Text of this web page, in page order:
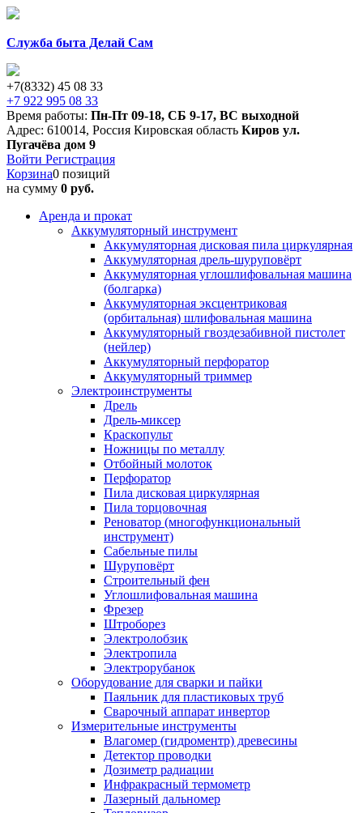
Служба быта Делай Сам
+7(8332) 45 08 33
+7 922 995 08 33
Время работы: Пн-Пт 09-18, СБ 9-17, ВС выходной
Адрес: 610014, Россия Кировская область Киров ул.
Пугачёва дом 9
Войти Регистрация
Корзина0 позиций
на сумму 0 руб.
Аренда и прокат
Аккумуляторный инструмент
Аккумуляторная дисковая пила циркулярная
Аккумуляторная дрель-шуруповёрт
Аккумуляторная углошлифовальная машина
(болгарка)
Аккумуляторная эксцентриковая
(орбитальная) шлифовальная машина
Аккумуляторный гвоздезабивной пистолет
(нейлер)
Аккумуляторный перфоратор
Аккумуляторный триммер
Электроинструменты
Дрель
Дрель-миксер
Краскопульт
Ножницы по металлу
Отбойный молоток
Перфоратор
Пила дисковая циркулярная
Пила торцовочная
Реноватор (многофункциональный
инструмент)
Сабельные пилы
Шуруповёрт
Строительный фен
Углошлифовальная машина
Фрезер
Штроборез
Электролобзик
Электропила
Электрорубанок
Оборудование для сварки и пайки
Паяльник для пластиковых труб
Сварочный аппарат инвертор
Измерительные инструменты
Влагомер (гидроментр) древесины
Детектор проводки
Дозиметр радиации
Инфракрасный термометр
Лазерный дальномер